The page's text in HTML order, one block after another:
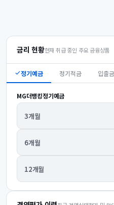
금리 현황현재 취급 중인 주요 금융상품
정기예금 정기적금 입출
MG더뱅킹정기예금
3개월
6개월
12개월